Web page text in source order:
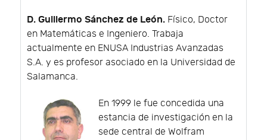
D. Guillermo Sánchez de León. Físico, Doctor
en Matemáticas e Ingeniero. Trabaja
actualmente en ENUSA Industrias Avanzadas
S.A. y es profesor asociado en la Universidad de
Salamanca.
En 1999 le fue concedida una
estancia de investigación en la
sede central de Wolfram